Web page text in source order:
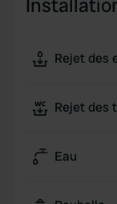
Rejet des
Rejet des
Eau